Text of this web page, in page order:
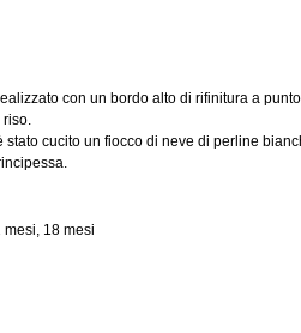
con un bordo alto di rifinitura a
riso.
cucito un fiocco di neve di perline
18 mesi